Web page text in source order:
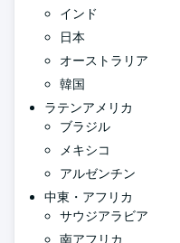
インド
日本
オーストラリア
韓国
ラテンアメリカ
ブラジル
メキシコ
アルゼンチン
中東・アフリカ
サウジアラビア
南アフリカ